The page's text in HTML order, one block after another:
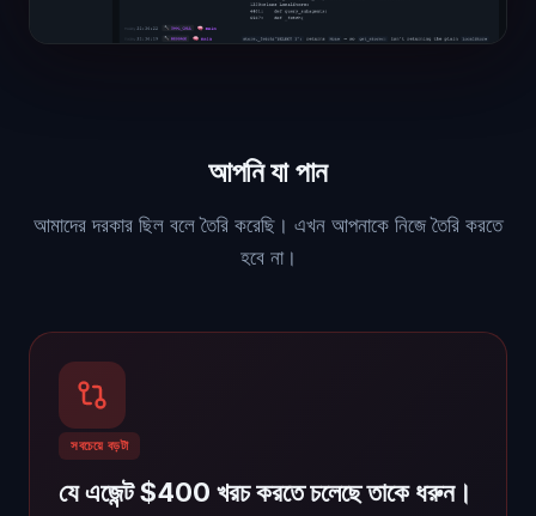
আপনি যা পান
আমাদের দরকার ছিল বলে তৈরি করেছি। এখন আপনাকে নিজে তৈরি করতে
হবে না।
সবচেয়ে বড়টা
যে এজেন্ট $400 খরচ করতে চলেছে তাকে ধরুন।